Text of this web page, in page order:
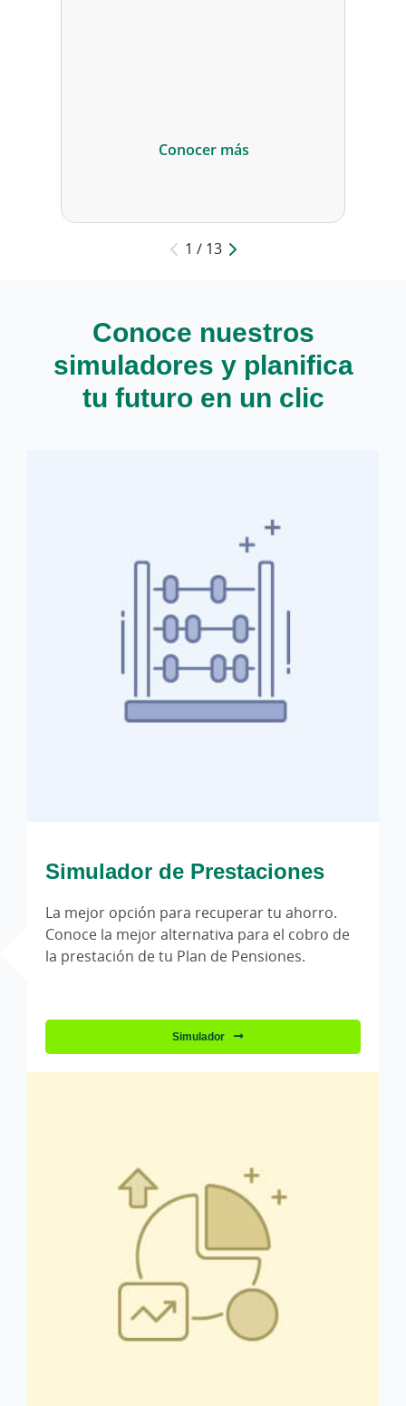
Conocer más
1 / 13
Conoce nuestros
simuladores y planifica
tu futuro en un clic
Simulador de Prestaciones
La mejor opción para recuperar tu ahorro.
Conoce la mejor alternativa para el cobro de
la prestación de tu Plan de Pensiones.
Simulador